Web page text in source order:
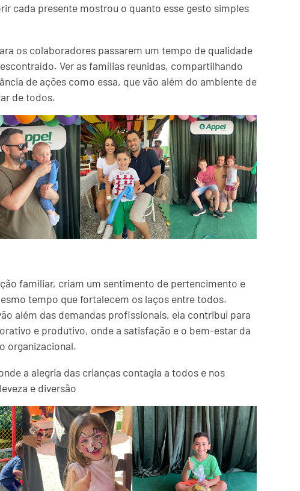
cada presente mostrou o quanto esse gesto simples
os colaboradores passarem um tempo de qualidade
Ver as famílias reunidas, compartilhando
de ações como essa, que vão além do ambiente de
de todos.
familiar, criam um sentimento de pertencimento e
tempo que fortalecem os laços entre todos.
além das demandas profissionais, ela contribui para
e produtivo, onde a satisfação e o bem-estar da
organizacional.
a alegria das crianças contagia a todos e nos
e diversão